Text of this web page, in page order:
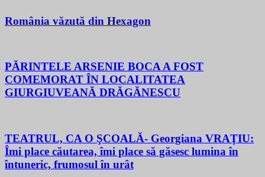
România văzută din Hexagon
PĂRINTELE ARSENIE BOCA A FOST
COMEMORAT ÎN LOCALITATEA
GIURGIUVEANĂ DRĂGĂNESCU
TEATRUL, CA O ŞCOALĂ- Georgiana VRAŢIU:
Îmi place căutarea, îmi place să găsesc lumina în
întuneric, frumosul în urât